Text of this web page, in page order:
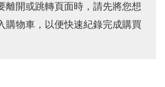
離開或跳轉頁面時，請先將您想
購物車，以便快速紀錄完成購買